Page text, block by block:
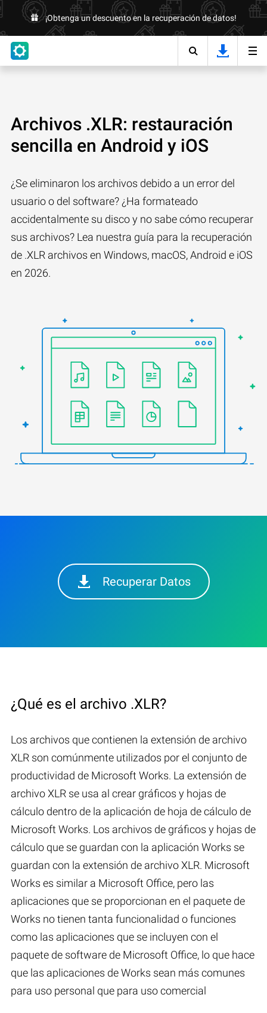
¡Obtenga un descuento en la recuperación de datos!
Archivos .XLR: restauración
sencilla en Android y iOS
¿Se eliminaron los archivos debido a un error del
usuario o del software? ¿Ha formateado
accidentalmente su disco y no sabe cómo recuperar
sus archivos? Lea nuestra guía para la recuperación
de .XLR archivos en Windows, macOS, Android e iOS
en 2026.
Recuperar Datos
¿Qué es el archivo .XLR?
Los archivos que contienen la extensión de archivo
XLR son comúnmente utilizados por el conjunto de
productividad de Microsoft Works. La extensión de
archivo XLR se usa al crear gráficos y hojas de
cálculo dentro de la aplicación de hoja de cálculo de
Microsoft Works. Los archivos de gráficos y hojas de
cálculo que se guardan con la aplicación Works se
guardan con la extensión de archivo XLR. Microsoft
Works es similar a Microsoft Office, pero las
aplicaciones que se proporcionan en el paquete de
Works no tienen tanta funcionalidad o funciones
como las aplicaciones que se incluyen con el
paquete de software de Microsoft Office, lo que hace
que las aplicaciones de Works sean más comunes
para uso personal que para uso comercial